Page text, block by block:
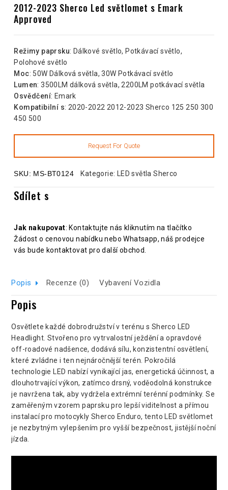
2012-2023 Sherco Led světlomet s Emark
Approved
Režimy paprsku: Dálkové světlo, Potkávací světlo,
Polohové světlo
Moc: 50W Dálková světla, 30W Potkávací světlo
Lumen: 3500LM dálková světla, 2200LM potkávací světla
Osvědčení: Emark
Kompatibilní s: 2020-2022 2012-2023 Sherco 125 250 300
450 500
SKU: MS-BT0124 Kategorie: LED světla Sherco
Sdílet s
Jak nakupovat: Kontaktujte nás kliknutím na tlačítko
Žádost o cenovou nabídku nebo Whatsapp, náš prodejce
vás bude kontaktovat pro další obchod.
Popis Recenze (0) Vybavení Vozidla
Popis
Osvětlete každé dobrodružství v terénu s Sherco LED
Headlight. Stvořeno pro vytrvalostní ježdění a opravdové
off-roadové nadšence, dodává sílu, konzistentní osvětlení,
které zvládne i ten nejnáročnější terén. Pokročilá
technologie LED nabízí vynikající jas, energetická účinnost, a
dlouhotrvající výkon, zatímco drsný, voděodolná konstrukce
je navržena tak, aby vydržela extrémní terénní podmínky. Se
zaměřeným vzorem paprsku pro lepší viditelnost a přímou
instalací pro motocykly Sherco Enduro, tento LED světlomet
je nezbytným vylepšením pro vyšší bezpečnost, jistější noční
jízda.